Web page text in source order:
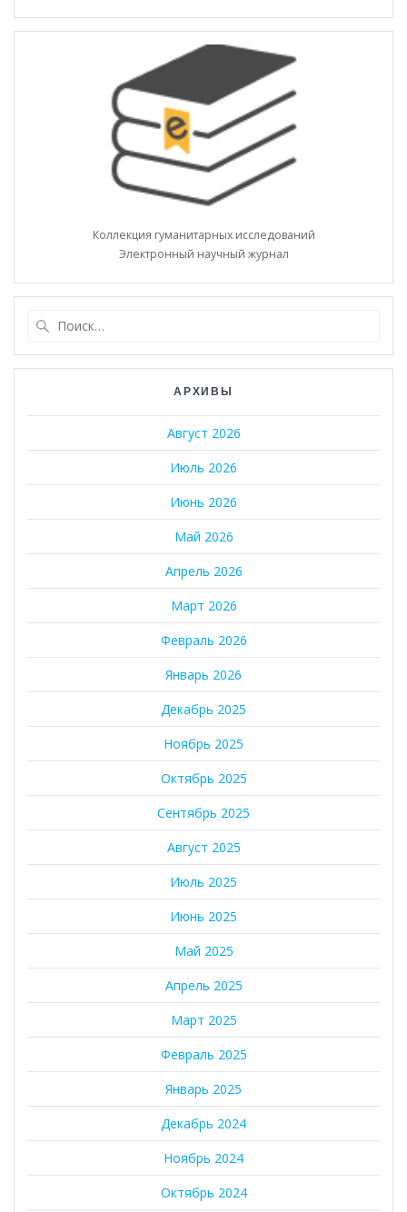
Коллекция гуманитарных исследований
Электронный научный журнал
АРХИВЫ
Август 2026
Июль 2026
Июнь 2026
Май 2026
Апрель 2026
Март 2026
Февраль 2026
Январь 2026
Декабрь 2025
Ноябрь 2025
Октябрь 2025
Сентябрь 2025
Август 2025
Июль 2025
Июнь 2025
Май 2025
Апрель 2025
Март 2025
Февраль 2025
Январь 2025
Декабрь 2024
Ноябрь 2024
Октябрь 2024